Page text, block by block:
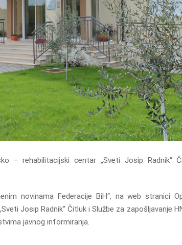
– rehabilitacijski centar „Sveti Josip
novinama Federacije BiH“, na web stranici
Josip Radnik“ Čitluk i Službe za zapošljavanje
javnog informiranja.